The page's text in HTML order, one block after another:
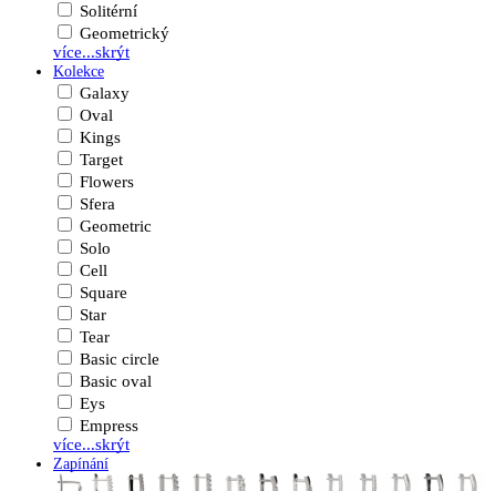
Solitérní
Geometrický
více...skrýt
Kolekce
Galaxy
Oval
Kings
Target
Flowers
Sfera
Geometric
Solo
Cell
Square
Star
Tear
Basic circle
Basic oval
Eys
Empress
více...skrýt
Zapínání